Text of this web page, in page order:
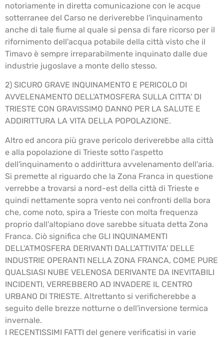
notoriamente in diretta comunicazione con le acque
sotterranee del Carso ne deriverebbe l'inquinamento
anche di tale fiume al quale si pensa di fare ricorso per il
rifornimento dell'acqua potabile della città visto che il
Timavo è sempre irreparabilmente inquinato dalle due
industrie jugoslave a monte dello stesso.
2) SICURO GRAVE INQUINAMENTO E PERICOLO DI
AVVELENAMENTO DELL'ATMOSFERA SULLA CITTA' DI
TRIESTE CON GRAVISSIMO DANNO PER LA SALUTE E
ADDIRITTURA LA VITA DELLA POPOLAZIONE.
Altro ed ancora più grave pericolo deriverebbe alla città
e alla popolazione di Trieste sotto l'aspetto
dell'inquinamento o addirittura avvelenamento dell'aria.
Si premette al riguardo che la Zona Franca in questione
verrebbe a trovarsi a nord-est della città di Trieste e
quindi nettamente sopra vento nei confronti della bora
che, come noto, spira a Trieste con molta frequenza
proprio dall'altopiano dove sarebbe situata detta Zona
Franca. Ciò significa che GLI INQUINAMENTI
DELL'ATMOSFERA DERIVANTI DALL'ATTIVITA' DELLE
INDUSTRIE OPERANTI NELLA ZONA FRANCA, COME PURE
QUALSIASI NUBE VELENOSA DERIVANTE DA INEVITABILI
INCIDENTI, VERREBBERO AD INVADERE IL CENTRO
URBANO DI TRIESTE. Altrettanto si verificherebbe a
seguito delle brezze notturne o dell'inversione termica
invernale.
I RECENTISSIMI FATTI del genere verificatisi in varie